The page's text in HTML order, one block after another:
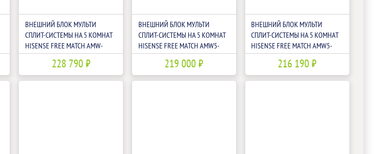
ВНЕШНИЙ БЛОК МУЛЬТИ
СПЛИТ-СИСТЕМЫ НА 5 КОМНАТ
HISENSE FREE MATCH AMW-
228 790 ₽
ВНЕШНИЙ БЛОК МУЛЬТИ
СПЛИТ-СИСТЕМЫ НА 5 КОМНАТ
HISENSE FREE MATCH AMW5-
219 000 ₽
ВНЕШНИЙ БЛОК МУЛЬТИ
СПЛИТ-СИСТЕМЫ НА 5 КОМНАТ
HISENSE FREE MATCH AMW5-
216 190 ₽